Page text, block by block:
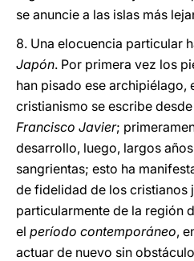
se anuncie a las islas más
8. Una elocuencia particular
Japón. Por primera vez los
han pisado ese archipiélago,
cristianismo se escribe
Francisco Javier;
desarrollo, luego, largos
sangrientas; esto ha
de fidelidad de los cristianos
particularmente de la región
el período contemporáneo,
actuar de nuevo sin